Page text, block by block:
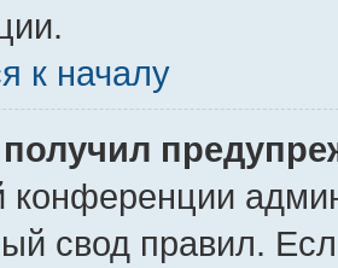
к началу
свод правил.